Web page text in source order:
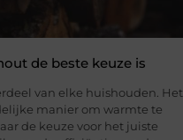
de beste keuze is
van elke huishouden. Het
manier om warmte te
de keuze voor het juiste